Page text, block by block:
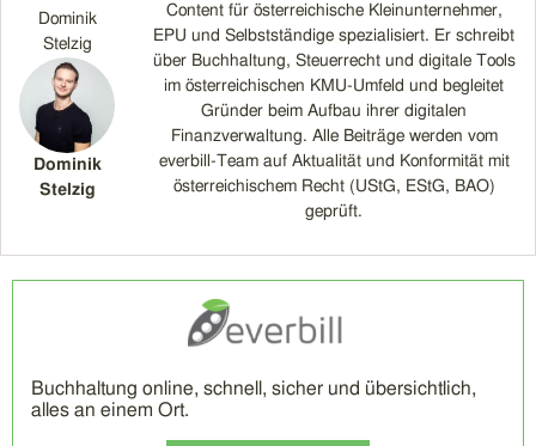
Dominik
Stelzig
Dominik
Stelzig
Content für österreichische Kleinunternehmer,
EPU und Selbstständige spezialisiert. Er schreibt
über Buchhaltung, Steuerrecht und digitale Tools
im österreichischen KMU-Umfeld und begleitet
Gründer beim Aufbau ihrer digitalen
Finanzverwaltung. Alle Beiträge werden vom
everbill-Team auf Aktualität und Konformität mit
österreichischem Recht (UStG, EStG, BAO)
geprüft.
Buchhaltung online, schnell, sicher und übersichtlich,
alles an einem Ort.